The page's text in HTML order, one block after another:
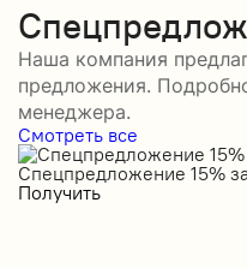
Наша компания
предложения.
менеджера.
Смотреть все
Спецпредложение 15%
Получить